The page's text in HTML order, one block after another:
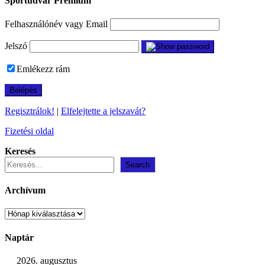
Felhasználónév vagy Email
Jelszó
Emlékezz rám
Regisztrálok! | Elfelejtette a jelszavát?
Fizetési oldal
Keresés
Search
Archívum
Archívum
Naptár
2026. augusztus